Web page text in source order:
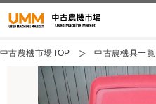
中古農機市場TOP 中古農機具一覧